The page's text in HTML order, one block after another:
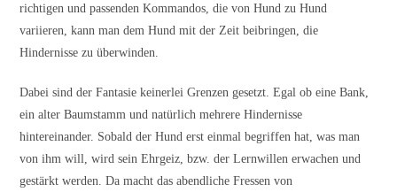
richtigen und passenden Kommandos, die von Hund zu Hund
variieren, kann man dem Hund mit der Zeit beibringen, die
Hindernisse zu überwinden.
Dabei sind der Fantasie keinerlei Grenzen gesetzt. Egal ob eine Bank,
ein alter Baumstamm und natürlich mehrere Hindernisse
hintereinander. Sobald der Hund erst einmal begriffen hat, was man
von ihm will, wird sein Ehrgeiz, bzw. der Lernwillen erwachen und
gestärkt werden. Da macht das abendliche Fressen von